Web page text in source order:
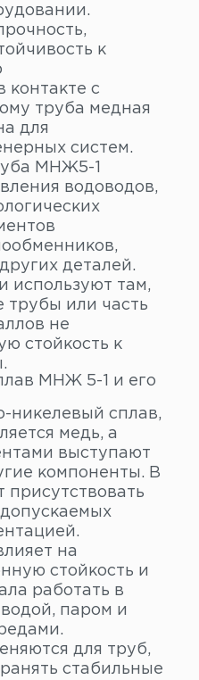
к
контакте с
труба медная
для
систем.
МНЖ5-1
водоводов,
деталей.
используют там,
или часть
не
стойкость к
МНЖ 5-1 и его
никелевый сплав,
медь, а
выступают
компоненты. В
присутствовать
на
стойкость и
работать в
паром и
для труб,
стабильные